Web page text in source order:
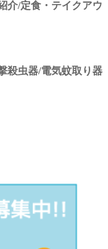
介/定食・テイクアウ
殺虫器/電気蚊取り器